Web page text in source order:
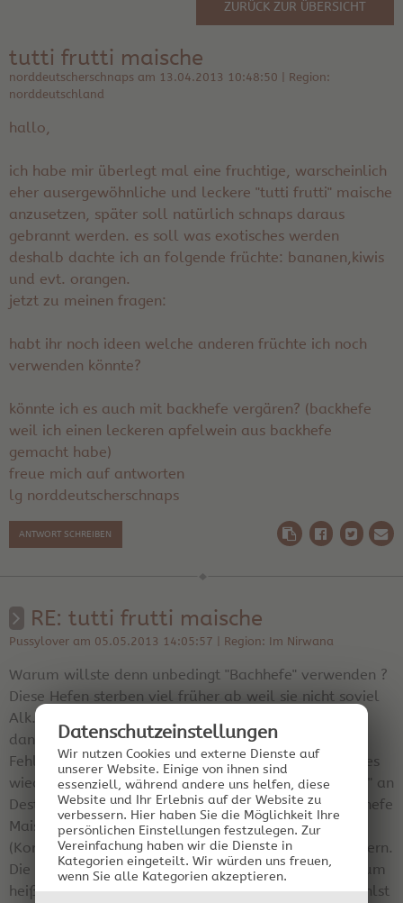
Datenschutz­einstellungen
Wir nutzen Cookies und externe Dienste auf
unserer Website. Einige von ihnen sind
essenziell, während andere uns helfen, diese
Website und Ihr Erlebnis auf der Website zu
verbessern. Hier haben Sie die Möglichkeit Ihre
persönlichen Einstellungen festzulegen. Zur
Vereinfachung haben wir die Dienste in
Kategorien eingeteilt. Wir würden uns freuen,
wenn Sie alle Kategorien akzeptieren.
ZURÜCK ZUR ÜBERSICHT
tutti frutti maische
norddeutscherschnaps am 13.04.2013 10:48:50 | Region:
norddeutschland
hallo,
ich habe mir überlegt mal eine fruchtige, warscheinlich
eher ausergewöhnliche und leckere "tutti frutti" maische
anzusetzen, später soll natürlich schnaps daraus
gebrannt werden. es soll was exotisches werden
deshalb dachte ich an folgende früchte: bananen,kiwis
und evt. orangen.
jetzt zu meinen fragen:
habt ihr noch ideen welche anderen früchte ich noch
verwenden könnte?
könnte ich es auch mit backhefe vergären? (backhefe
weil ich einen leckeren apfelwein aus backhefe
gemacht habe)
freue mich auf antworten
lg norddeutscherschnaps
ANTWORT SCHREIBEN
RE: tutti frutti maische
Pussylover am 05.05.2013 14:05:57 | Region: Im Nirwana
Warum willste denn unbedingt "Bachhefe" verwenden ?
Diese Hefen sterben viel früher ab weil sie nicht soviel
Alk. "vertragen" wie Reinzuchthefen. Am Ende haste
dann eine Maische (vermutlich auch noch mit
Fehlgärungen) mit viel weniger Ausgangsalkohol. Dies
wiederum hat großen Einfluß auf die sog. "Ausbeute" an
Destillat. Oder Du gehst hin und pimpst Deine "Backhefe
Maische" mit gekauftem geschmacksneutralen Sprit
(Korn oder Wodka) auf, um die Ausbeute zu verbessern.
Die Betonung liegt hierbei auf "gekauft", was wiederum
heißt das Du für Deine Maische ALKOHOSTEUERN zahlst